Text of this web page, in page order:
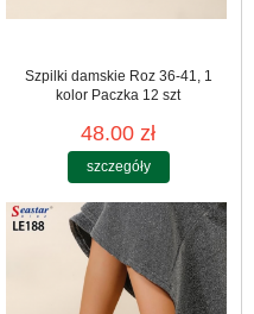
Szpilki damskie Roz 36-41, 1
kolor Paczka 12 szt
48.00 zł
szczegóły